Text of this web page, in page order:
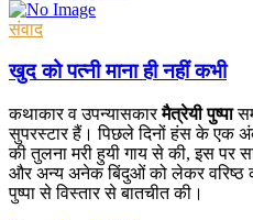
संवाद
खुद को पत्नी माना ही नहीं कभी
कथाकार व उपन्यासकारमैत्रेयी पुष्पा
सुपरस्टार हैं। पिछले दिनों हंस के एक
की तुलना मरी हुयी गाय से की, इस पर
और अन्य अनेक बिंदुओं को लेकर वरिष्ठ
पुष्पा से विस्तार से बातचीत की।